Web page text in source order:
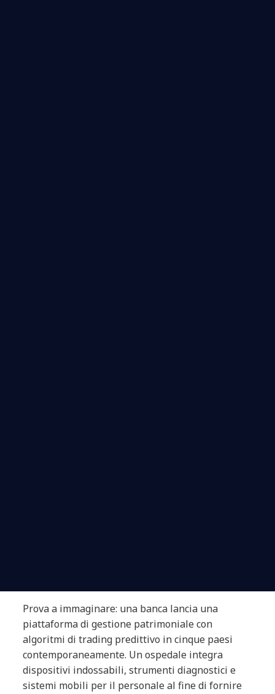
Prova a immaginare: una banca lancia una
piattaforma di gestione patrimoniale con
algoritmi di trading predittivo in cinque paesi
contemporaneamente. Un ospedale integra
dispositivi indossabili, strumenti diagnostici e
sistemi mobili per il personale al fine di fornire